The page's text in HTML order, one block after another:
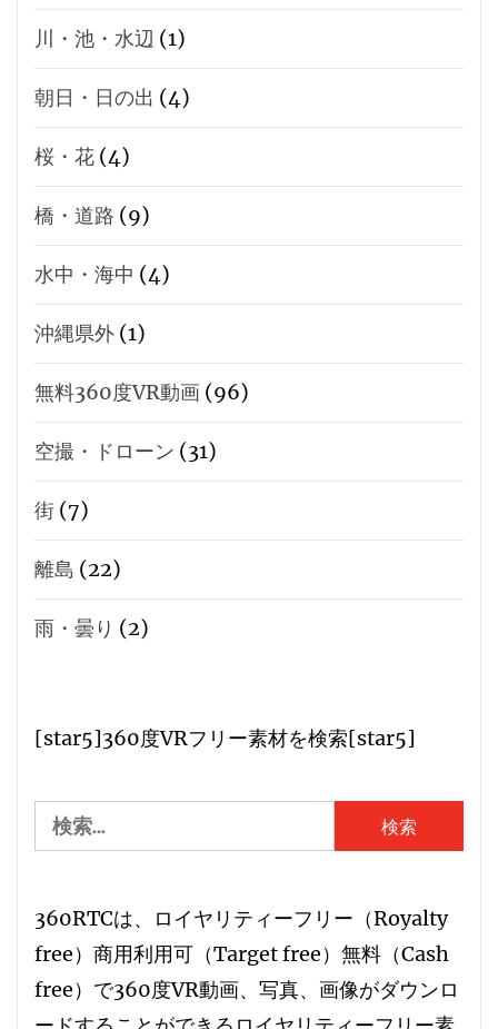
川・池・水辺 (1)
朝日・日の出 (4)
桜・花 (4)
橋・道路 (9)
水中・海中 (4)
沖縄県外 (1)
無料360度VR動画 (96)
空撮・ドローン (31)
街 (7)
離島 (22)
雨・曇り (2)
[star5]360度VRフリー素材を検索[star5]
検
索:
360RTCは、 ロイヤリティーフリー （Royalty
free） 商用利用可 （Target free） 無料 （Cash
free）で360度VR動画、写真、画像がダウンロ